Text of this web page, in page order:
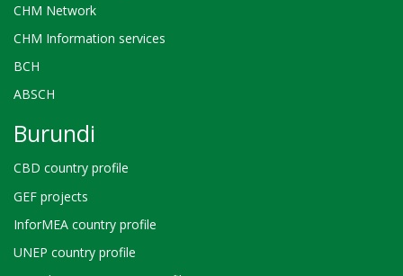
CHM Network
CHM Information services
BCH
ABSCH
Burundi
CBD country profile
GEF projects
InforMEA country profile
UNEP country profile